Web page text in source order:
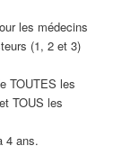
les médecins
(1, 2 et 3)
TOUTES les
TOUS les
4 ans.